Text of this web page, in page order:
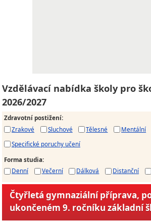
Vzdělávací nabídka školy pro
2026/2027
Zdravotní postižení:
Zrakové
Sluchové Tělesné
Mentální
Specifické poruchy učení
Forma studia:
Denní
Večerní Dálková Distanční
Čtyřletá gymnaziální příprava,
ukončeném 9. ročníku základní